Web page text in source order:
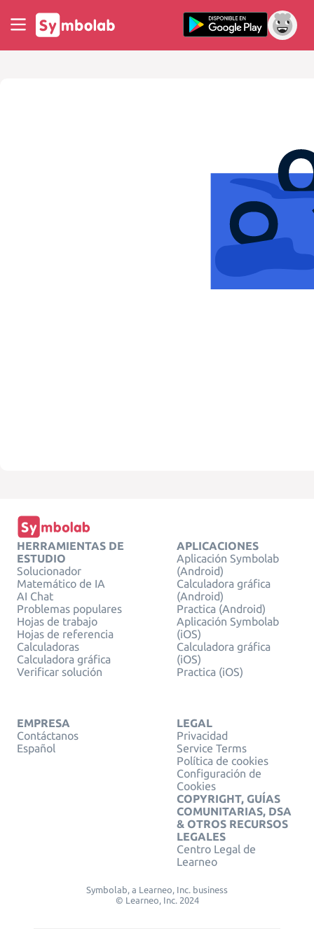
HERRAMIENTAS DE
ESTUDIO
Solucionador
Matemático de IA
AI Chat
Problemas populares
Hojas de trabajo
Hojas de referencia
Calculadoras
Calculadora gráfica
Verificar solución
APLICACIONES
Aplicación Symbolab
(Android)
Calculadora gráfica
(Android)
Practica (Android)
Aplicación Symbolab
(iOS)
Calculadora gráfica
(iOS)
Practica (iOS)
EMPRESA
Contáctanos
Español
LEGAL
Privacidad
Service Terms
Política de cookies
Configuración de
Cookies
COPYRIGHT, GUÍAS
COMUNITARIAS, DSA
& OTROS RECURSOS
LEGALES
Centro Legal de
Learneo
Symbolab, a Learneo, Inc. business
© Learneo, Inc. 2024